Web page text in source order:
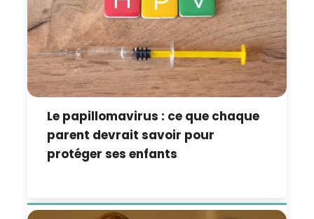
Le papillomavirus : ce que chaque
parent devrait savoir pour
protéger ses enfants